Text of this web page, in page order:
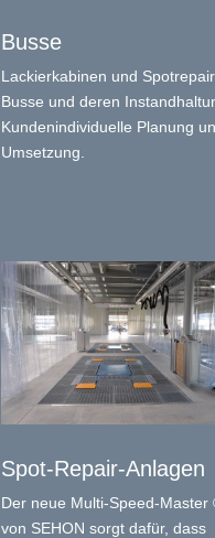
Busse
Lackierkabinen und
Busse und deren
Kundenindividuelle Planung
Umsetzung.
Spot-Repair-Anlagen
Der neue Multi-Speed-Master
von SEHON sorgt dafür, dass